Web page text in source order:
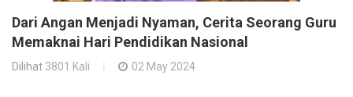
Dari Angan Menjadi Nyaman, Cerita Seorang Guru
Memaknai Hari Pendidikan Nasional
Dilihat 3801 Kali 02 May 2024